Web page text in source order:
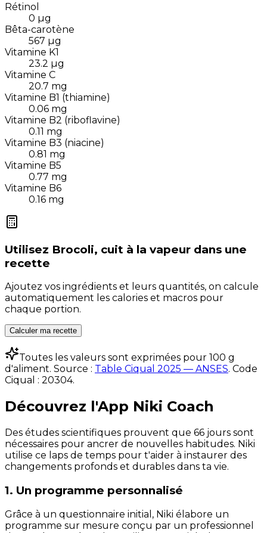
Rétinol
0 µg
Bêta-carotène
567 µg
Vitamine K1
23.2 µg
Vitamine C
20.7 mg
Vitamine B1 (thiamine)
0.06 mg
Vitamine B2 (riboflavine)
0.11 mg
Vitamine B3 (niacine)
0.81 mg
Vitamine B5
0.77 mg
Vitamine B6
0.16 mg
Utilisez Brocoli, cuit à la vapeur dans une
recette
Ajoutez vos ingrédients et leurs quantités, on calcule
automatiquement les calories et macros pour
chaque portion.
Calculer ma recette
Toutes les valeurs sont exprimées pour 100 g
d'aliment. Source : Table Ciqual 2025 — ANSES. Code
Ciqual : 20304.
Découvrez l'App Niki Coach
Des études scientifiques prouvent que 66 jours sont
nécessaires pour ancrer de nouvelles habitudes. Niki
utilise ce laps de temps pour t'aider à instaurer des
changements profonds et durables dans ta vie.
1. Un programme personnalisé
Grâce à un questionnaire initial, Niki élabore un
programme sur mesure conçu par un professionnel